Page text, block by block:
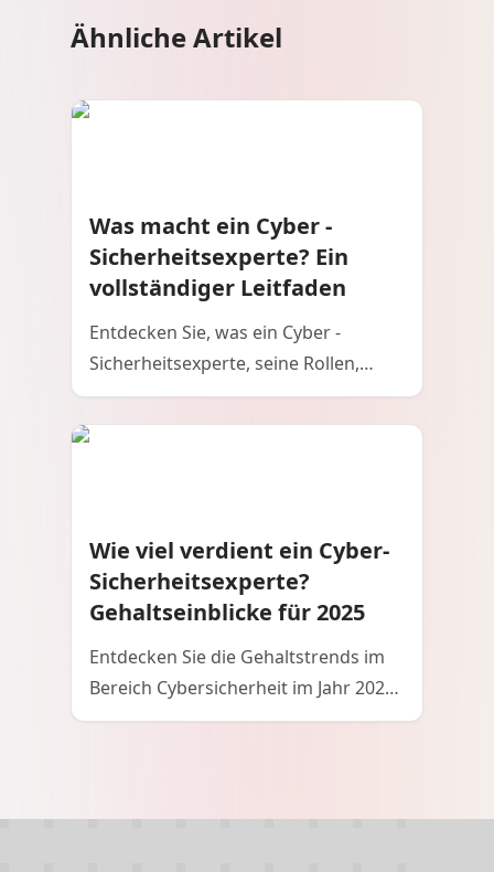
Ähnliche Artikel
Was macht ein Cyber ​​-
Sicherheitsexperte? Ein
vollständiger Leitfaden
Entdecken Sie, was ein Cyber ​​-
Sicherheitsexperte, seine Rollen,
Fähigkeiten und wie er Unternehmen
vor digitalen Bedrohungen schützt.
Wie viel verdient ein Cyber-
Sicherheitsexperte?
Gehaltseinblicke für 2025
Entdecken Sie die Gehaltstrends im
Bereich Cybersicherheit im Jahr 2025,
einschließlich globaler